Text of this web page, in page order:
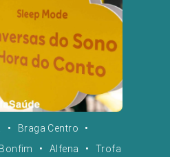
• Braga Centro
•
• Alfena •
Trofa